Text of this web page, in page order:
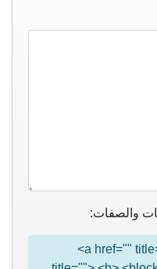
والصفات:
<a href=""